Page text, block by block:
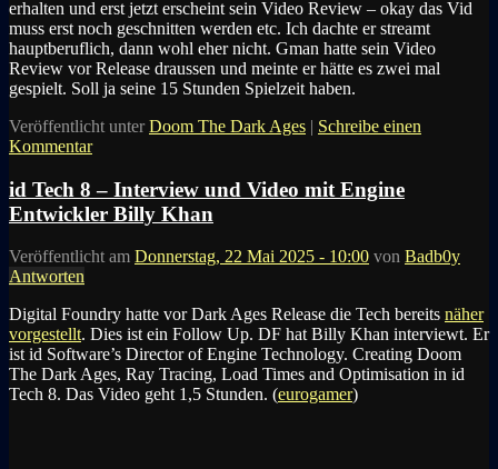
erhalten und erst jetzt erscheint sein Video Review – okay das Vid
muss erst noch geschnitten werden etc. Ich dachte er streamt
hauptberuflich, dann wohl eher nicht. Gman hatte sein Video
Review vor Release draussen und meinte er hätte es zwei mal
gespielt. Soll ja seine 15 Stunden Spielzeit haben.
Veröffentlicht unter Doom The Dark Ages | Schreibe einen
Kommentar
id Tech 8 – Interview und Video mit Engine
Entwickler Billy Khan
Veröffentlicht am Donnerstag, 22 Mai 2025 - 10:00 von Badb0y
Antworten
Digital Foundry hatte vor Dark Ages Release die Tech bereits näher
vorgestellt. Dies ist ein Follow Up. DF hat Billy Khan interviewt. Er
ist id Software’s Director of Engine Technology. Creating Doom
The Dark Ages, Ray Tracing, Load Times and Optimisation in id
Tech 8. Das Video geht 1,5 Stunden. (eurogamer)